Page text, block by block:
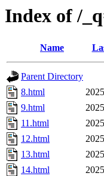
Index of /
Name
Parent Directory
8.html
9.html
11.html
12.html
13.html
14.html